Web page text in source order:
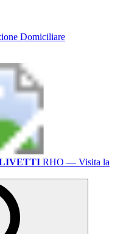
Domiciliare
RHO — Visita la